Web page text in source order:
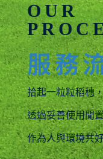
OUR
服務
拾起一粒粒稻穗
透過妥善使用閒
作為人與環境共